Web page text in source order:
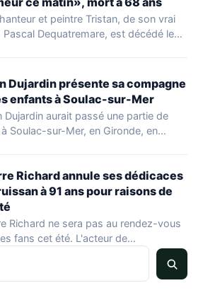
et peintre Tristan, de son vrai
Pascal Dequatremare, est décédé le…
Dujardin présente sa compagne
enfants à Soulac-sur-Mer
Dujardin aurait passé une partie de
Soulac-sur-Mer, en Gironde, en
Richard annule ses dédicaces
à 91 ans pour raisons de
Richard ne sera pas au rendez-vous
fans cet été. L'acteur de…